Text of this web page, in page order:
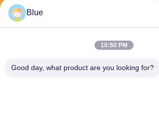
Blue
10:50 PM
Good day, what product are you looking for?